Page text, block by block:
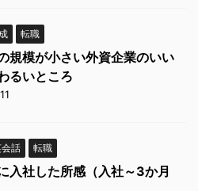
転職
規模が小さい外資企業のいい
るいところ
話 転職
入社した所感（入社～3か月